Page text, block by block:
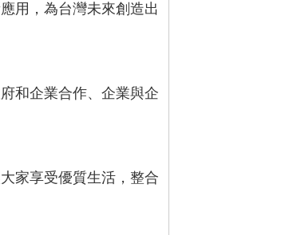
用，為台灣未來創造出
和企業合作、企業與企
家享受優質生活，整合